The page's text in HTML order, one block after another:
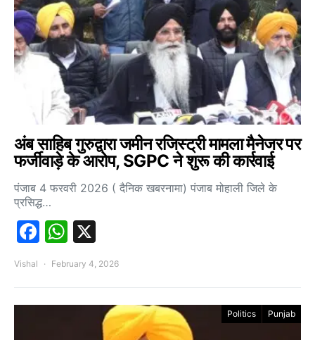
अंब साहिब गुरुद्वारा जमीन रजिस्ट्री मामला मैनेजर पर
फर्जीवाड़े के आरोप, SGPC ने शुरू की कार्रवाई
पंजाब 4 फरवरी 2026 ( दैनिक खबरनामा) पंजाब मोहाली जिले के
प्रसिद्ध…
Facebook
WhatsApp
Vishal February 4, 2026
Politics Punjab